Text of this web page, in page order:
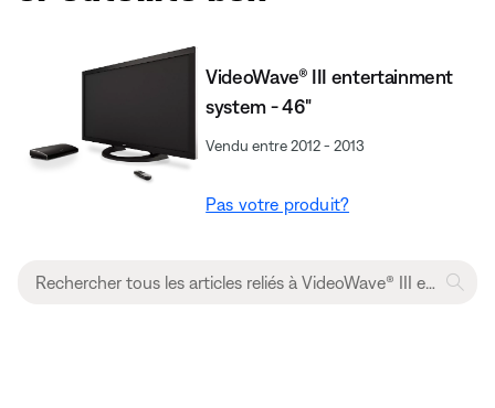
VideoWave® III entertainment
system - 46"
Vendu entre 2012 - 2013
Pas votre produit?